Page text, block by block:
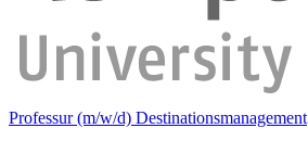
Professur (m/w/d) Destinationsmanagement